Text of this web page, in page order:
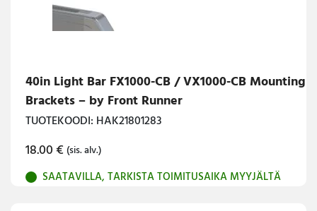
40in Light Bar FX1000-CB / VX1000-CB Mounting
Brackets – by Front Runner
TUOTEKOODI: HAK21801283
18.00€ (sis. alv.)
SAATAVILLA, TARKISTA TOIMITUSAIKA MYYJÄLTÄ